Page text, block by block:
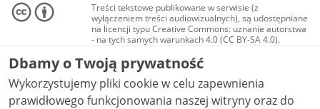
Treści tekstowe publikowane w serwisie (z
wyłączeniem treści audiowizualnych), są udostępniane
na licencji typu Creative Commons: uznanie autorstwa
- na tych samych warunkach 4.0 (CC BY-SA 4.0).
Materiały audiowizualne, w tym zdjęcia, materiały
audio i wideo, są udostępniane na licencji typu
Creative Commons: uznanie autorstwa użycie
niekomercyjne - bez utworów zależnych 4.0 (CC BY-
NC-ND 4.0), o ile nie jest to stwierdzone inaczej.
Dbamy o Twoją prywatność
Wykorzystujemy pliki cookie w celu zapewnienia
prawidłowego funkcjonowania naszej witryny oraz do